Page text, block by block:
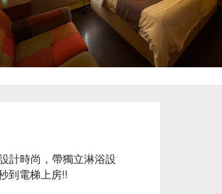
計時尚，帶獨立淋浴設
到電梯上房!!